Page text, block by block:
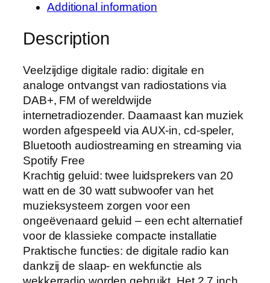
Additional information
Description
Veelzijdige digitale radio: digitale en
analoge ontvangst van radiostations via
DAB+, FM of wereldwijde
internetradiozender. Daarnaast kan muziek
worden afgespeeld via AUX-in, cd-speler,
Bluetooth audiostreaming en streaming via
Spotify Free
Krachtig geluid: twee luidsprekers van 20
watt en de 30 watt subwoofer van het
muzieksysteem zorgen voor een
ongeëvenaard geluid – een echt alternatief
voor de klassieke compacte installatie
Praktische functies: de digitale radio kan
dankzij de slaap- en wekfunctie als